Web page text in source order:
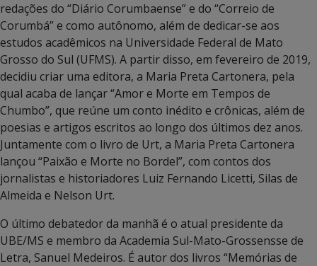
redações do “Diário Corumbaense” e do “Correio de
Corumbá” e como autônomo, além de dedicar-se aos
estudos acadêmicos na Universidade Federal de Mato
Grosso do Sul (UFMS). A partir disso, em fevereiro de 2019,
decidiu criar uma editora, a Maria Preta Cartonera, pela
qual acaba de lançar “Amor e Morte em Tempos de
Chumbo”, que reúne um conto inédito e crônicas, além de
poesias e artigos escritos ao longo dos últimos dez anos.
Juntamente com o livro de Urt, a Maria Preta Cartonera
lançou “Paixão e Morte no Bordel”, com contos dos
jornalistas e historiadores Luiz Fernando Licetti, Silas de
Almeida e Nelson Urt.
O último debatedor da manhã é o atual presidente da
UBE/MS e membro da Academia Sul-Mato-Grossensse de
Letra, Sanuel Medeiros. É autor dos livros “Memórias de